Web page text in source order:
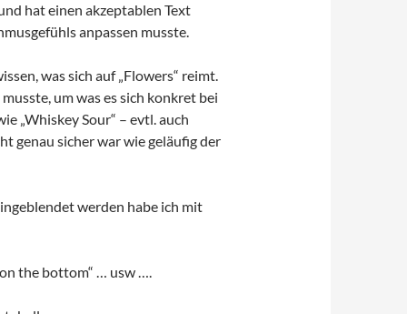
hat einen akzeptablen Text
anpassen musste.
was sich auf „Flowers“ reimt.
um was es sich konkret bei
„Whiskey Sour“ – evtl. auch
genau sicher war wie geläufig der
werden habe ich mit
on the bottom“ … usw ….